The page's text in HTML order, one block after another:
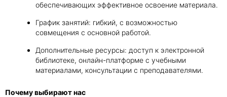
обеспечивающих эффективное освоение материала.
График занятий: гибкий, с возможностью
совмещения с основной работой.
Дополнительные ресурсы: доступ к электронной
библиотеке, онлайн-платформе с учебными
материалами, консультации с преподавателями.
Почему выбирают нас